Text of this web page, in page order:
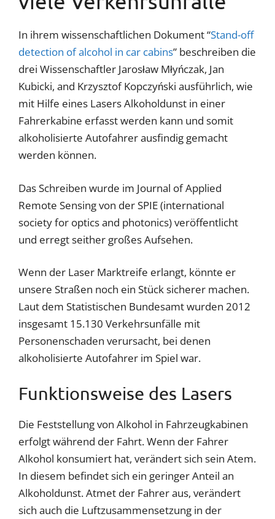
In ihrem wissenschaftlichen Dokument “Stand-off
detection of alcohol in car cabins” beschreiben die
drei Wissenschaftler Jarosław Młyńczak, Jan
Kubicki, and Krzysztof Kopczyński ausführlich, wie
mit Hilfe eines Lasers Alkoholdunst in einer
Fahrerkabine erfasst werden kann und somit
alkoholisierte Autofahrer ausfindig gemacht
werden können.
Das Schreiben wurde im Journal of Applied
Remote Sensing von der SPIE (international
society for optics and photonics) veröffentlicht
und erregt seither großes Aufsehen.
Wenn der Laser Marktreife erlangt, könnte er
unsere Straßen noch ein Stück sicherer machen.
Laut dem Statistischen Bundesamt wurden 2012
insgesamt 15.130 Verkehrsunfälle mit
Personenschaden verursacht, bei denen
alkoholisierte Autofahrer im Spiel war.
Funktionsweise des Lasers
Die Feststellung von Alkohol in Fahrzeugkabinen
erfolgt während der Fahrt. Wenn der Fahrer
Alkohol konsumiert hat, verändert sich sein Atem.
In diesem befindet sich ein geringer Anteil an
Alkoholdunst. Atmet der Fahrer aus, verändert
sich auch die Luftzusammensetzung in der